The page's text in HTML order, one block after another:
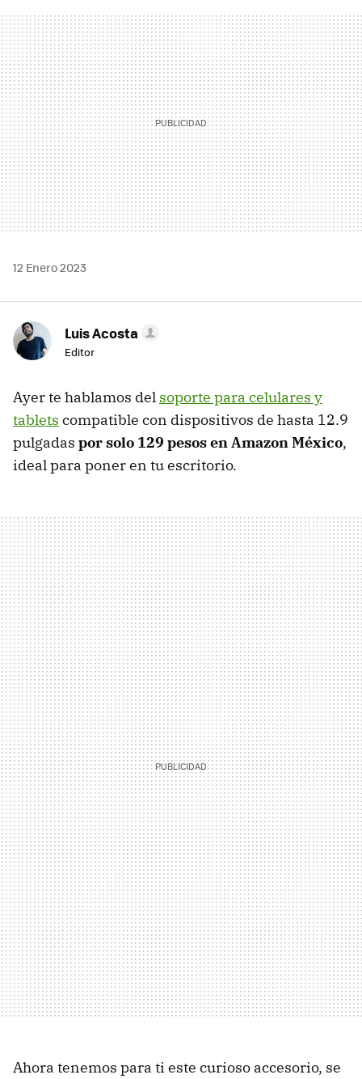
MAIL
12 Enero 2023
Luis Acosta
Editor
Ayer te hablamos del soporte para celulares y
tablets compatible con dispositivos de hasta 12.9
pulgadas por solo 129 pesos en Amazon México,
ideal para poner en tu escritorio.
Ahora tenemos para ti este curioso accesorio, se